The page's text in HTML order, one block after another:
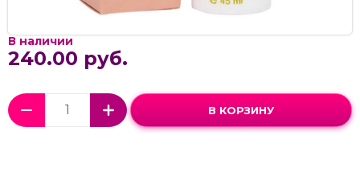
В наличии
240.00 руб.
В КОРЗИНУ